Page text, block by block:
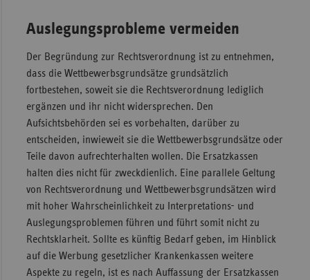
Auslegungsprobleme vermeiden
Der Begründung zur Rechtsverordnung ist zu entnehmen,
dass die Wettbewerbsgrundsätze grundsätzlich
fortbestehen, soweit sie die Rechtsverordnung lediglich
ergänzen und ihr nicht widersprechen. Den
Aufsichtsbehörden sei es vorbehalten, darüber zu
entscheiden, inwieweit sie die Wettbewerbsgrundsätze oder
Teile davon aufrechterhalten wollen. Die Ersatzkassen
halten dies nicht für zweckdienlich. Eine parallele Geltung
von Rechtsverordnung und Wettbewerbsgrundsätzen wird
mit hoher Wahrscheinlichkeit zu Interpretations- und
Auslegungsproblemen führen und führt somit nicht zu
Rechtsklarheit. Sollte es künftig Bedarf geben, im Hinblick
auf die Werbung gesetzlicher Krankenkassen weitere
Aspekte zu regeln, ist es nach Auffassung der Ersatzkassen